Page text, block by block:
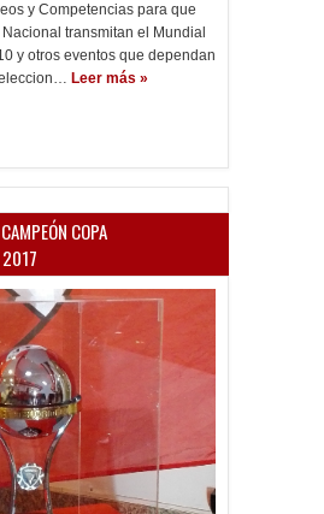
y Competencias para que
transmitan el Mundial
y otros eventos que dependan
Leer más »
COPA
2017